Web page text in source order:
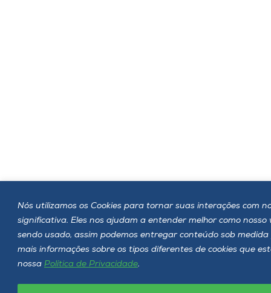
Nós utilizamos os Cookies para tornar suas interações com
significativa. Eles nos ajudam a entender melhor como nosso
sendo usado, assim podemos entregar conteúdo sob
mais informações sobre os tipos diferentes de cookies que
nossa Política de Privacidade.